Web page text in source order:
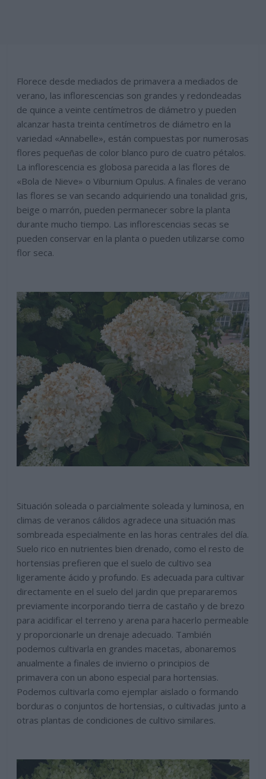
Florece desde mediados de primavera a mediados de
verano, las inflorescencias son grandes y redondeadas
de quince a veinte centímetros de diámetro y pueden
alcanzar hasta treinta centímetros de diámetro en la
variedad «Annabelle», están compuestas por numerosas
flores pequeñas de color blanco puro de cuatro pétalos.
La inflorescencia es globosa parecida a las flores de
«Bola de Nieve» o Viburnium Opulus. A finales de verano
las flores se van secando adquiriendo una tonalidad gris,
beige o marrón, pueden permanecer sobre la planta
durante mucho tiempo. Las inflorescencias secas se
pueden conservar en la planta o pueden utilizarse como
flor seca.
Situación soleada o parcialmente soleada y luminosa, en
climas de veranos cálidos agradece una situación mas
sombreada especialmente en las horas centrales del día.
Suelo rico en nutrientes bien drenado, como el resto de
hortensias prefieren que el suelo de cultivo sea
ligeramente ácido y profundo. Es adecuada para cultivar
directamente en el suelo del jardin que prepararemos
previamente incorporando tierra de castaño y de brezo
para acidificar el terreno y arena para hacerlo permeable
y proporcionarle un drenaje adecuado. También
podemos cultivarla en grandes macetas, abonaremos
anualmente a finales de invierno o principios de
primavera con un abono especial para hortensias.
Podemos cultivarla como ejemplar aislado o formando
borduras o conjuntos de hortensias, o cultivadas junto a
otras plantas de condiciones de cultivo similares.